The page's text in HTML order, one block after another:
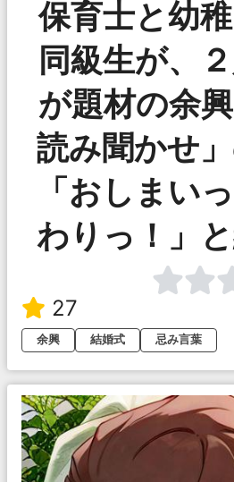
保育士と幼
同級生が、
が題材の余
読み聞かせ
「おしまい
わりっ！」
27
余興
結婚式 忌み言葉